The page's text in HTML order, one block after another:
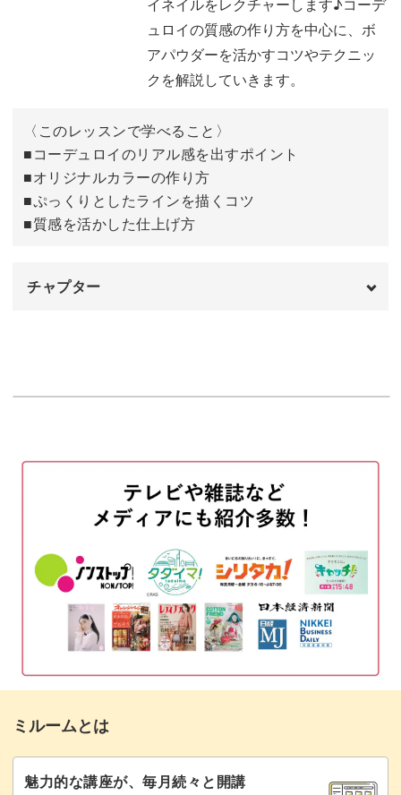
日からサロンワークで大活躍するアートです。
一度マスターすればカラーリング次第で印象が大きく変化
する万能さや、ストーンやネイルパーツとの相性も抜群な
毎年定番となっている素材感を活かした秋冬ネイルの中で
も、このネイルが1つ入るだけでとても新鮮な印象を与え
てくれます。
アートも楽しみですが、
ュロイの質感の作り方を中心に、ボ
アパウダーを活かすコツやテクニッ
クを解説していきます。
〈このレッスンで学べること〉
■コーデュロイのリアル感を出すポイント
■オリジナルカラーの作り方
■ぷっくりとしたラインを描くコツ
■質感を活かした仕上げ方
チャプター
ボアパウダーの使い方説明
イクステンションジェルを塗布する
ストライプを描いてパウダーをかける 12:36
余分なパウダーを落とす
コーデュロイアートのポイント
アレンジ方法 25:07
まとめ
ミルームとは
魅力的な講座が、毎月続々と開講